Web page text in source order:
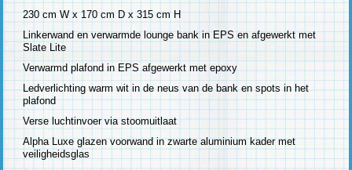
230 cm W x 170 cm D x 315 cm H
Linkerwand en verwarmde lounge bank in EPS en afgewerkt met
Slate Lite
Verwarmd plafond in EPS afgewerkt met epoxy
Ledverlichting warm wit in de neus van de bank en spots in het
plafond
Verse luchtinvoer via stoomuitlaat
Alpha Luxe glazen voorwand in zwarte aluminium kader met
veiligheidsglas